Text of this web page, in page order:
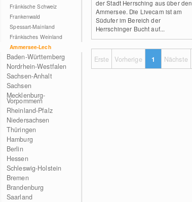
Fränkische Schweiz
Frankenwald
Spessart-Mainland
Fränkisches Weinland
Ammersee-Lech
Baden-Württemberg
Nordrhein-Westfalen
Sachsen-Anhalt
Sachsen
Mecklenburg-
Vorpommern
Rheinland-Pfalz
Niedersachsen
Thüringen
Hamburg
Berlin
Hessen
Schleswig-Holstein
Bremen
Brandenburg
Saarland
der Stadt Herrsching aus über den
Ammersee. Die Livecam ist am
Südufer im Bereich der
Herrschinger Bucht auf...
Erste Vorherige 1 Nächste